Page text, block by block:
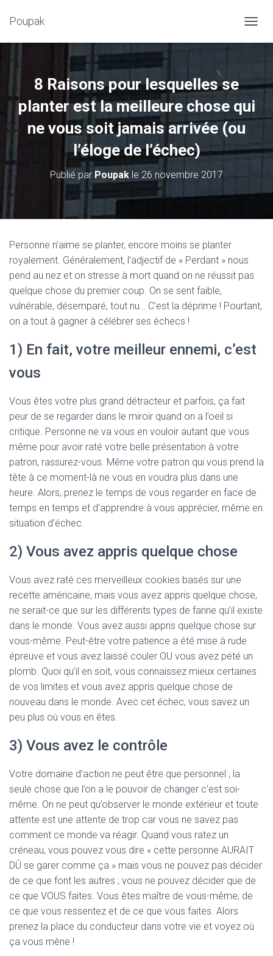
Poupak
É
E
R
L
A
8 Raisons pour lesquelles se
planter est la meilleure chose qui
ne vous soit jamais arrivée (ou
l’éloge de l’échec)
Publié par Poupak le 26 novembre 2017
Personne n’aime se planter, encore moins se planter
royalement. Généralement, l’adjectif de « Perdant » nous
pend au nez et on stresse à mort quand on ne réussit pas
quelque chose du premier coup. On se sent faible,
vulnérable, désemparé, tout nu… C’est la déprime ! Pourtant,
on a tout à gagner à célébrer ses échecs !
1) En fait, votre meilleur ennemi, c’est
vous
Vous êtes votre plus grand détracteur et parfois, ça fait
peur de se regarder dans le miroir quand on a l’oeil si
critique. Personne ne va vous en vouloir autant que vous
même pour avoir raté votre belle présentation à votre
patron, rassurez-vous. Même votre patron qui vous prend la
tête à ce moment-là ne vous en voudra plus dans une
heure. Alors, prenez le temps de vous regarder en face de
temps en temps et d’apprendre à vous apprécier, même en
situation d’échec.
2) Vous avez appris quelque chose
Vous avez raté ces merveilleux cookies basés sur une
recette américaine, mais vous avez appris quelque chose,
ne serait-ce que sur les différents types de farine qu’il existe
dans le monde. Vous avez aussi appris quelque chose sur
vous-même. Peut-être votre patience a été mise à rude
épreuve et vous avez laissé couler OU vous avez pété un
plomb. Quoi qu’il en soit, vous connaissez mieux certaines
de vos limites et vous avez appris quelque chose de
nouveau dans le monde. Avec cet échec, vous savez un
peu plus où vous en êtes.
3) Vous avez le contrôle
Votre domaine d’action ne peut être que personnel ; la
seule chose que l’on a le pouvoir de changer c’est soi-
même. On ne peut qu’observer le monde extérieur et toute
attente est une attente de trop car vous ne savez pas
comment ce monde va réagir. Quand vous ratez un
créneau, vous pouvez vous dire « cette personne AURAIT
DÛ se garer comme ça » mais vous ne pouvez pas décider
de ce que font les autres ; vous ne pouvez décider que de
ce que VOUS faites. Vous êtes maître de vous-même, de
ce que vous ressentez et de ce que vous faites. Alors
prenez la place du conducteur dans votre vie et voyez où
ça vous mène !